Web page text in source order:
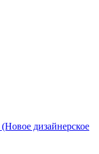
дизайнерское